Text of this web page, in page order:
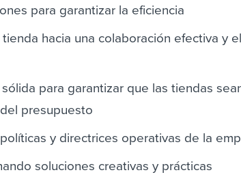
para garantizar la eficiencia
hacia una colaboración efectiva y
para garantizar que las tiendas
presupuesto
y directrices operativas de la
soluciones creativas y prácticas